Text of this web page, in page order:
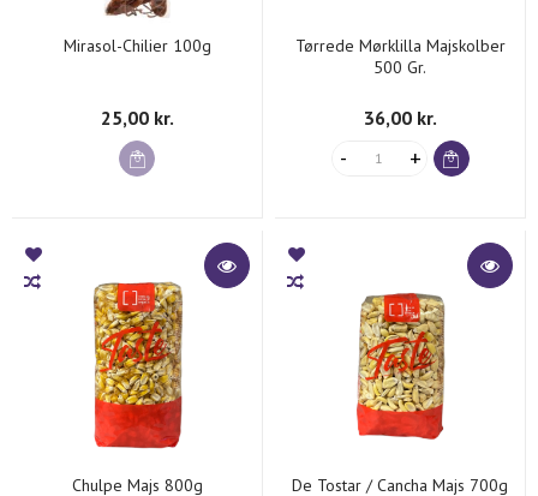
Mirasol-Chilier 100g
25,00 kr.
Tørrede Mørklilla Majskolber
500 Gr.
36,00 kr.
Chulpe Majs 800g De Tostar / Cancha Majs 700g